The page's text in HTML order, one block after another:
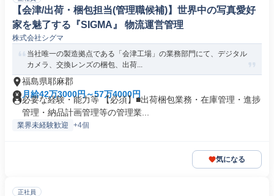
【会津/出荷・梱包担当(管理職候補)】世界中の写真愛好
家を魅了する『SIGMA』 物流運営管理
株式会社シグマ
当社唯一の製造拠点である「会津工場」の業務部門にて、デジタル
カメラ、交換レンズの梱包、出荷...
福島県耶麻郡
月給42万3000円～57万4000円
必要な経験・能力等 【必須】■出荷梱包業務・在庫管理・進捗
管理・納品計画管理等の管理業...
業界未経験歓迎 +4個
気になる
正社員